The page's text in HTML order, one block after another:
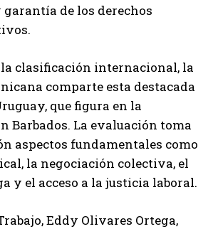
de los derechos
la clasificación internacional, la
comparte esta destacada
que figura en la
Barbados. La evaluación toma
aspectos fundamentales como
la negociación colectiva, el
y el acceso a la justicia laboral.
Eddy Olivares Ortega,